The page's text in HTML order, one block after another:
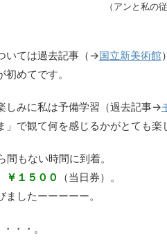
（アンと私の従
いては過去記事（→国立新美術館
めてです。
しみに私は予備学習（過去記事→
」で観て何を感じるかがとても楽
間もない時間に到着。
￥１５００
（当日券）。
したーーーーー。
・・。